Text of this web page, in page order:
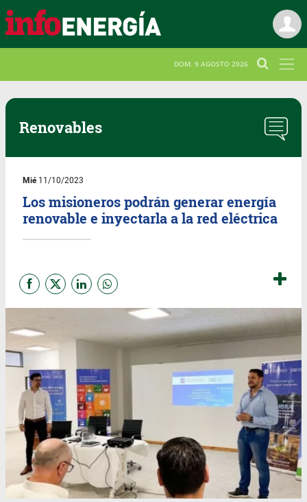
DOM. 9 AGOSTO 2026
Renovables
Mié11/10/2023
Los misioneros podrán generar energía
renovable e inyectarla a la red eléctrica